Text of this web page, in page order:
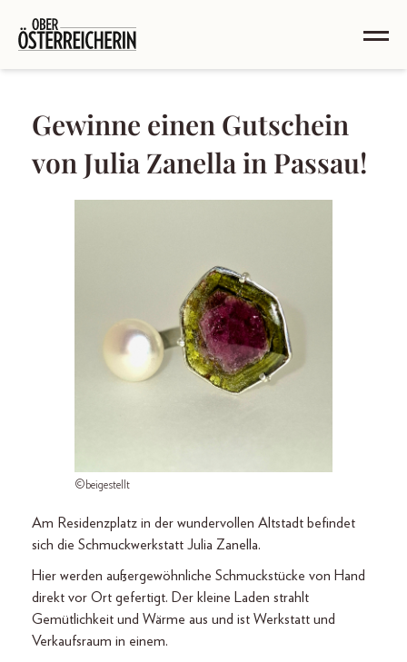
Gewinne einen Gutschein
von Julia Zanella in Passau!
©beigestellt
Am Residenzplatz in der wundervollen Altstadt befindet
sich die Schmuckwerkstatt Julia Zanella.
Hier werden außergewöhnliche Schmuckstücke von Hand
direkt vor Ort gefertigt. Der kleine Laden strahlt
Gemütlichkeit und Wärme aus und ist Werkstatt und
Verkaufsraum in einem.